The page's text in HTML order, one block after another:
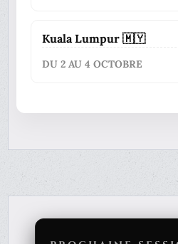
Kuala Lumpur 🇲🇾
DU 2 AU 4 OCTOBRE